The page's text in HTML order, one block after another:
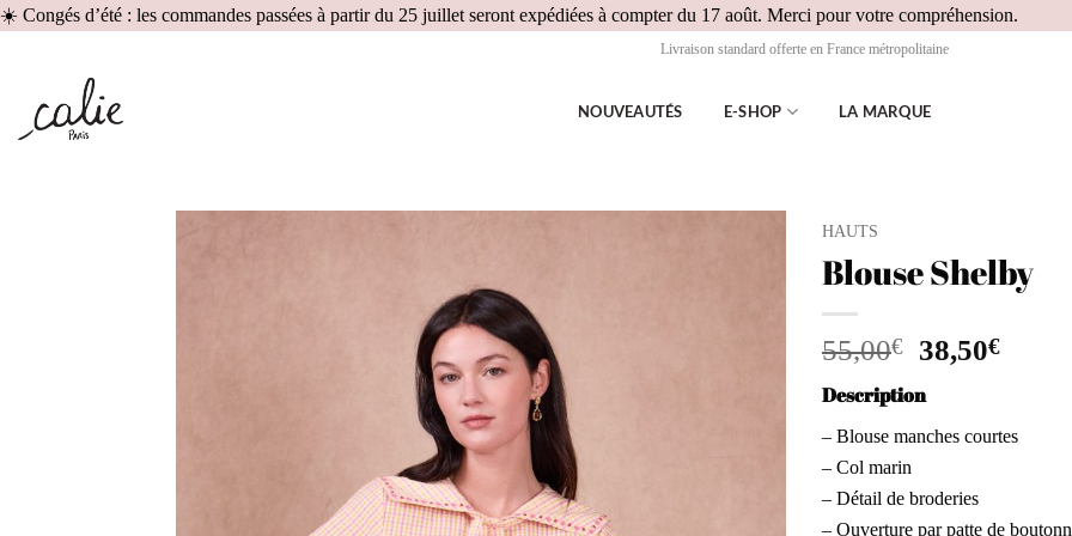
☀️ Congés d’été : les commandes passées à partir du 25 juillet seront expédiées à compter du 17 août. Merci pour votre compréhension.
Livraison standard offerte en France métropolitaine
NOUVEAUTÉS E-SHOP LA MARQUE
HAUTS
Blouse Shelby
55,00€
Le
initial
était :
38,50€Le
est :
Description
– Blouse manches courtes
– Col marin
– Détail de broderies
– Ouverture par patte de